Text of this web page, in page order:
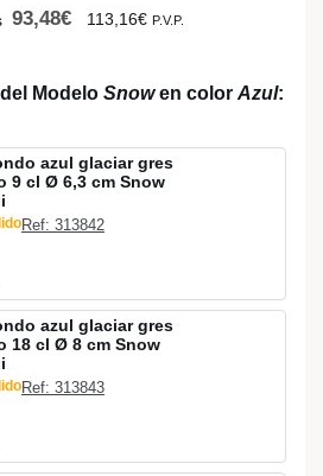
93,48€ 113,16€ P.V.P.
Modelo Snowen color Azul:
azul glaciar gres
9 cl Ø 6,3 cm Snow
Ref: 313842
azul glaciar gres
18 cl Ø 8 cm Snow
Ref: 313843